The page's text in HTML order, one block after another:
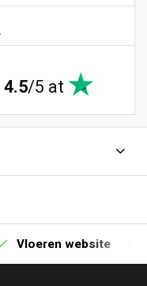
4.5/5 at
Vloeren website